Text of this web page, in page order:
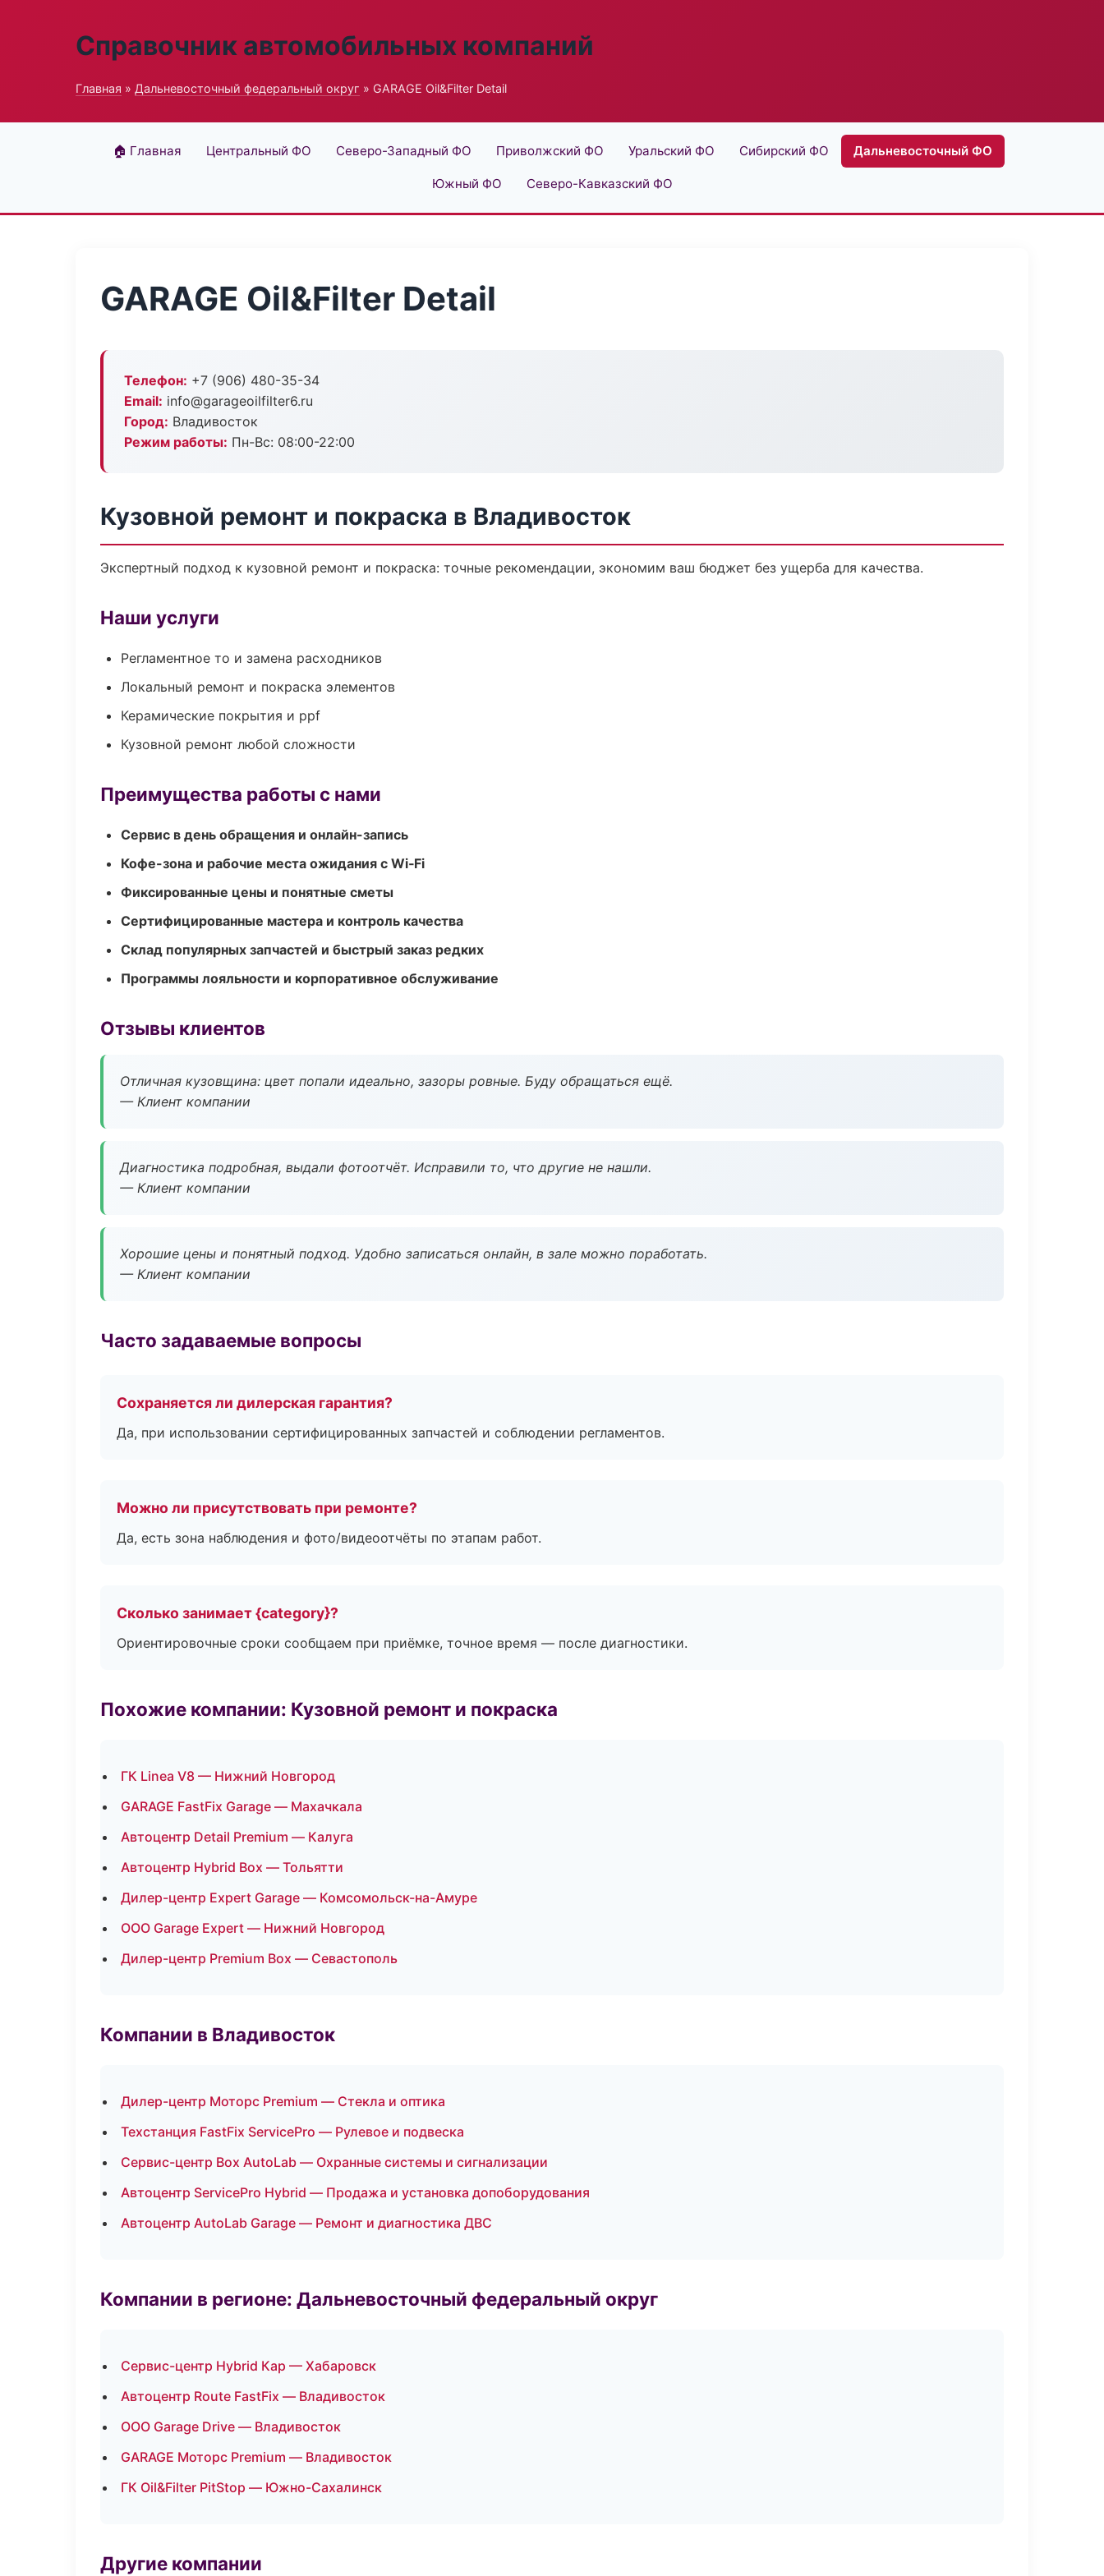
Справочник автомобильных компаний
Главная » Дальневосточный федеральный округ » GARAGE Oil&Filter Detail
🏠 Главная Центральный ФО Северо-Западный ФО Приволжский ФО Уральский ФО Сибирский ФО Дальневосточный ФО
Южный ФО Северо-Кавказский ФО
GARAGE Oil&Filter Detail
Телефон: +7 (906) 480-35-34
Email: info@garageoilfilter6.ru
Город: Владивосток
Режим работы: Пн-Вс: 08:00-22:00
Кузовной ремонт и покраска в Владивосток
Экспертный подход к кузовной ремонт и покраска: точные рекомендации, экономим ваш бюджет без ущерба для качества.
Наши услуги
Регламентное то и замена расходников
Локальный ремонт и покраска элементов
Керамические покрытия и ppf
Кузовной ремонт любой сложности
Преимущества работы с нами
Сервис в день обращения и онлайн-запись
Кофе-зона и рабочие места ожидания с Wi‑Fi
Фиксированные цены и понятные сметы
Сертифицированные мастера и контроль качества
Склад популярных запчастей и быстрый заказ редких
Программы лояльности и корпоративное обслуживание
Отзывы клиентов
Отличная кузовщина: цвет попали идеально, зазоры ровные. Буду обращаться ещё.
— Клиент компании
Диагностика подробная, выдали фотоотчёт. Исправили то, что другие не нашли.
— Клиент компании
Хорошие цены и понятный подход. Удобно записаться онлайн, в зале можно поработать.
— Клиент компании
Часто задаваемые вопросы
Сохраняется ли дилерская гарантия?
Да, при использовании сертифицированных запчастей и соблюдении регламентов.
Можно ли присутствовать при ремонте?
Да, есть зона наблюдения и фото/видеоотчёты по этапам работ.
Сколько занимает {category}?
Ориентировочные сроки сообщаем при приёмке, точное время — после диагностики.
Похожие компании: Кузовной ремонт и покраска
ГК Linea V8 — Нижний Новгород
GARAGE FastFix Garage — Махачкала
Автоцентр Detail Premium — Калуга
Автоцентр Hybrid Box — Тольятти
Дилер-центр Expert Garage — Комсомольск-на-Амуре
ООО Garage Expert — Нижний Новгород
Дилер-центр Premium Box — Севастополь
Компании в Владивосток
Дилер-центр Моторс Premium — Стекла и оптика
Техстанция FastFix ServicePro — Рулевое и подвеска
Сервис-центр Box AutoLab — Охранные системы и сигнализации
Автоцентр ServicePro Hybrid — Продажа и установка допоборудования
Автоцентр AutoLab Garage — Ремонт и диагностика ДВС
Компании в регионе: Дальневосточный федеральный округ
Сервис-центр Hybrid Кар — Хабаровск
Автоцентр Route FastFix — Владивосток
ООО Garage Drive — Владивосток
GARAGE Моторс Premium — Владивосток
ГК Oil&Filter PitStop — Южно-Сахалинск
Другие компании